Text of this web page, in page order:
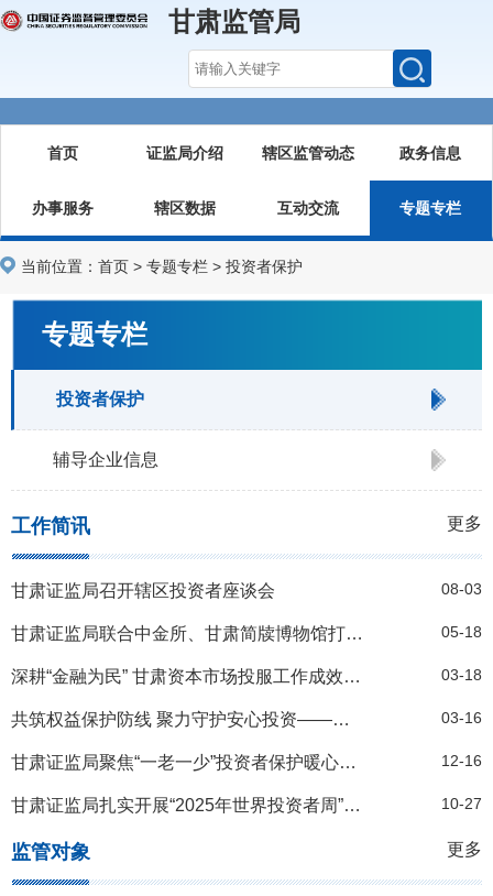
甘肃监管局
首页 证监局介绍 辖区监管动态 政务信息
办事服务 辖区数据 互动交流 专题专栏
当前位置： 首页 > 专题专栏 > 投资者保护
专题专栏
投资者保护
辅导企业信息
工作简讯 更多
甘肃证监局召开辖区投资者座谈会 08-03
甘肃证监局联合中金所、甘肃简牍博物馆打造投教宣传“文化+”模式 05-18
深耕“金融为民” 甘肃资本市场投服工作成效凸显 03-18
共筑权益保护防线 聚力守护安心投资——甘肃证监局扎实组织开展“3·15”投保专项活动 03-16
甘肃证监局聚焦“一老一少”投资者保护暖心护航 12-16
甘肃证监局扎实开展“2025年世界投资者周”活动 10-27
监管对象 更多